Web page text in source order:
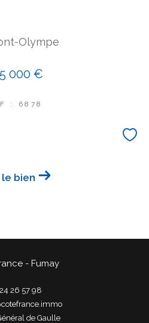
Olympe
000 €
: 6878
bien
- Fumay
26 57 98
de Gaulle